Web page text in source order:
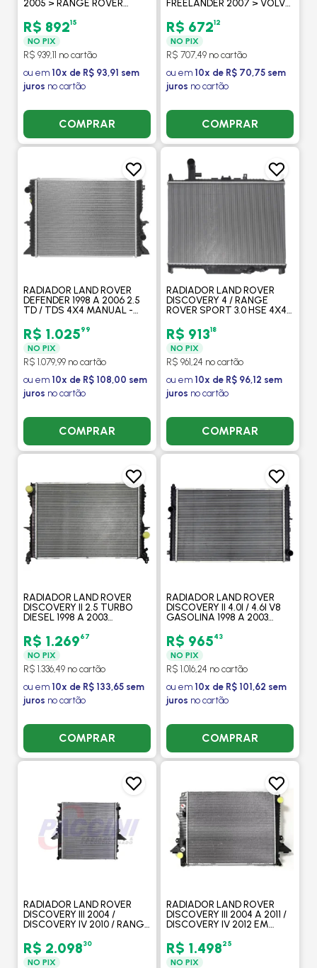
2005 > RANGE ROVER
PROCOOLER
R$ 89215
NO PIX
R$ 939,11 no cartão
ou em 10x de R$ 93,91 sem
juros no cartão
COMPRAR
FREELANDER 2007 > VOLVO
> - PROCOOLER
R$ 67212
NO PIX
R$ 707,49 no cartão
ou em 10x de R$ 70,75 sem
juros no cartão
COMPRAR
RADIADOR LAND ROVER
DEFENDER 1998 A 2006 2.5
TD / TDS 4X4 MANUAL -
R$ 1.02599
NO PIX
R$ 1.079,99 no cartão
ou em 10x de R$ 108,00 sem
juros no cartão
COMPRAR
RADIADOR LAND ROVER
DISCOVERY 4 / RANGE
ROVER SPORT 3.0 HSE 4X4
2010 > - PROCOOLER
R$ 91318
NO PIX
R$ 961,24 no cartão
ou em 10x de R$ 96,12 sem
juros no cartão
COMPRAR
RADIADOR LAND ROVER
DISCOVERY II 2.5 TURBO
DIESEL 1998 A 2003
PROCOOLER
R$ 1.26967
NO PIX
R$ 1.336,49 no cartão
ou em 10x de R$ 133,65 sem
juros no cartão
COMPRAR
RADIADOR LAND ROVER
DISCOVERY II 4.0I / 4.6I V8
GASOLINA 1998 A 2003
PROCOOLER
R$ 96543
NO PIX
R$ 1.016,24 no cartão
ou em 10x de R$ 101,62 sem
juros no cartão
COMPRAR
RADIADOR LAND ROVER
DISCOVERY III 2004 /
DISCOVERY IV 2010 / RANGE
4.4 V8/ 4.2 SUPERCHA -
PROCOOLER
R$ 2.09830
NO PIX
RADIADOR LAND ROVER
DISCOVERY III 2004 A 2011 /
DISCOVERY IV 2012 EM
SPORT 2005 A 2013 2.7 V6
TD - PROCOOLER
R$ 1.49825
NO PIX